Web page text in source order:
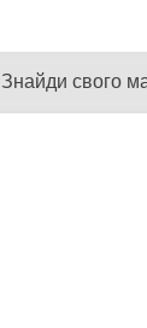
Знайди свого